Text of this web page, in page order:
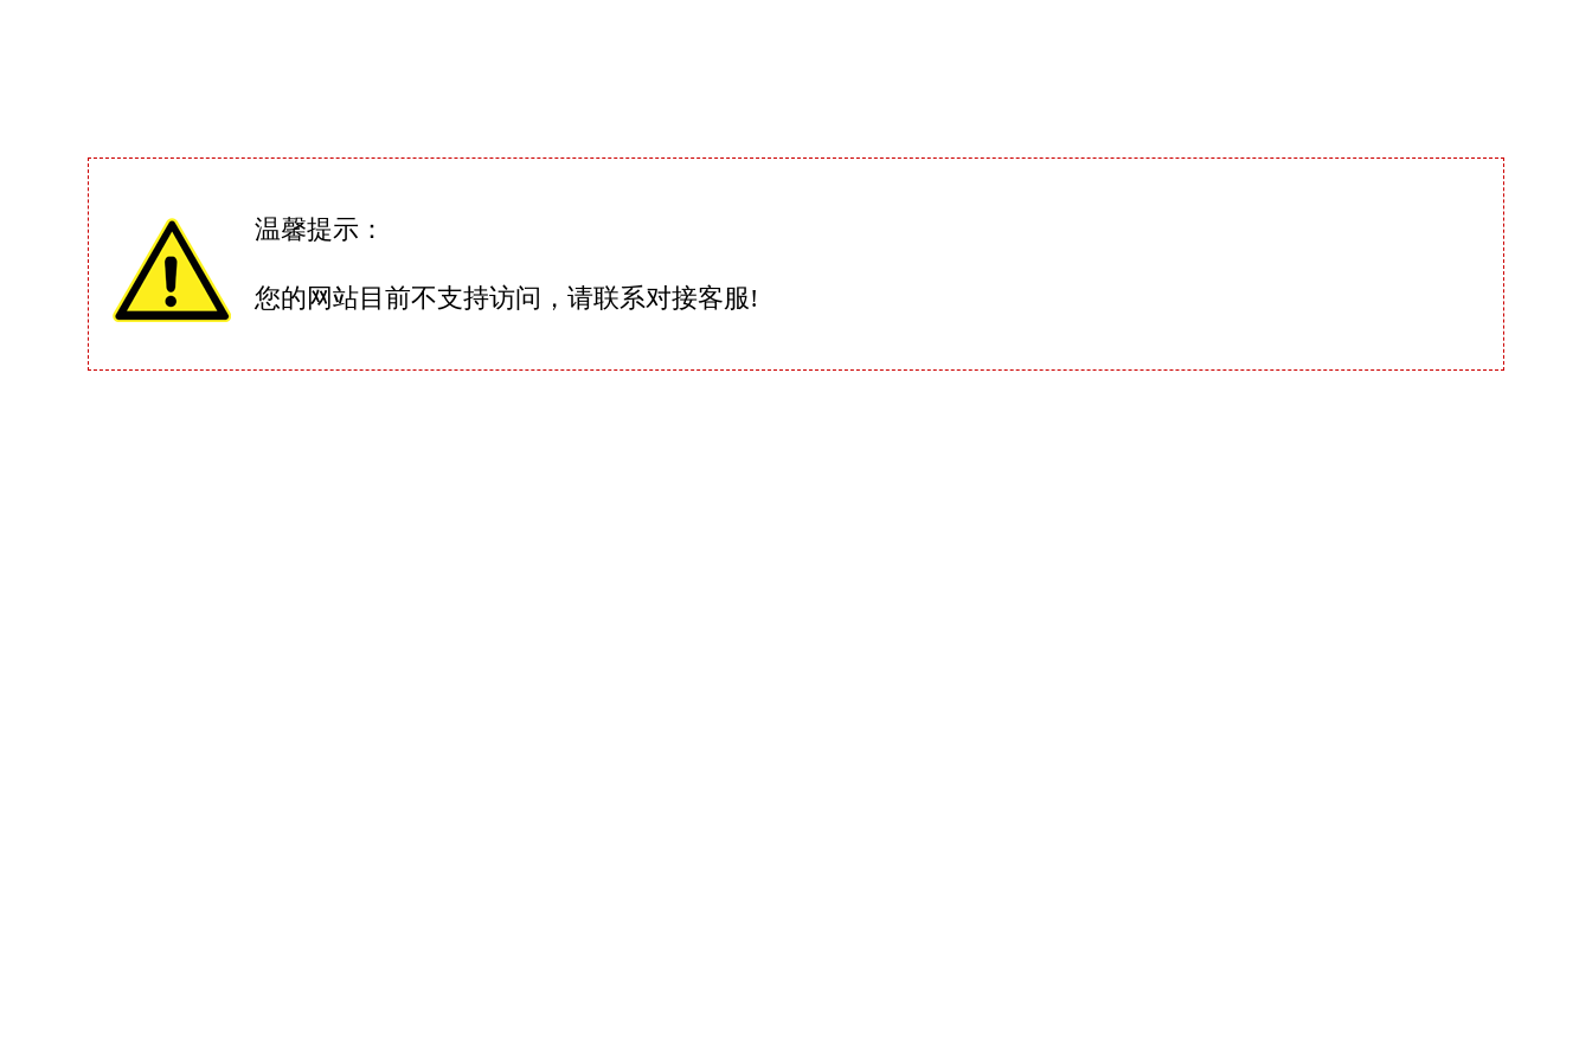
温馨提示：
您的网站目前不支持访问，请联系对接客服!